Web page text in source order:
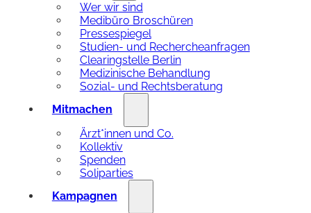
Wer wir sind
Medibüro Broschüren
Pressespiegel
Studien- und Rechercheanfragen
Clearingstelle Berlin
Medizinische Behandlung
Sozial- und Rechtsberatung
Mitmachen
Ärzt*innen und Co.
Kollektiv
Spenden
Soliparties
Kampagnen